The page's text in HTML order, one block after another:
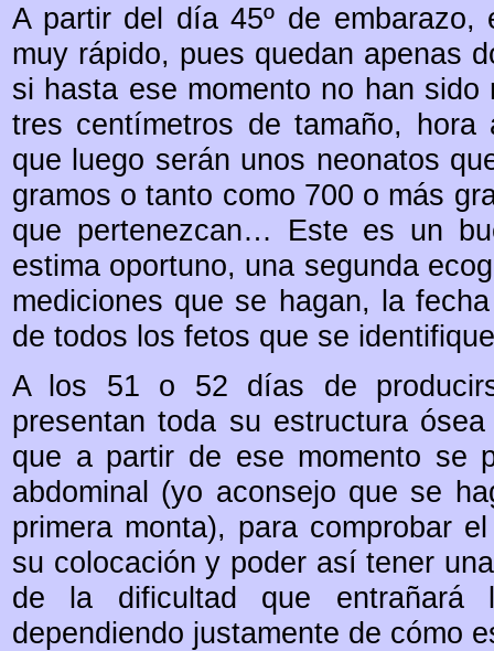
A partir del día 45º de
muy rápido, pues quedan apenas
si hasta ese momento no han sido
tres centímetros de tamaño,
que luego serán unos neonatos
gramos o tanto como 700 o más
que pertenezcan… Este es un
estima oportuno, una segunda
mediciones que se hagan, la
de todos los fetos que se
A los 51 o 52 días de
presentan toda su estructura
que a partir de ese momento se
abdominal (yo aconsejo que se
primera monta), para comprobar
su colocación y poder así tener
de la dificultad que
dependiendo justamente de cómo